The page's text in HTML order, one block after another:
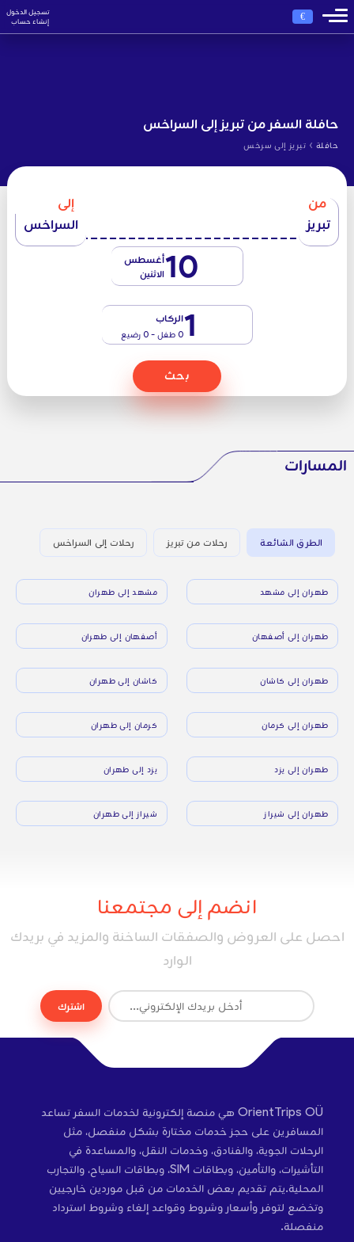
€
تسجيل الدخول
إنشاء حساب
حافلة السفر من تبريز إلى السراخس
حافلة › تبريز إلى سرخس
من
تبريز
إلى
السراخس
10أغسطس
الاثنين
1الركاب
0 طفل - 0 رضيع
بحث
المسارات
الطرق الشائعة رحلات من تبريز رحلات إلى السراخس
طهران إلى مشهد مشهد إلى طهران
طهران إلى أصفهان أصفهان إلى طهران
طهران إلى كاشان كاشان إلى طهران
طهران إلى كرمان كرمان إلى طهران
طهران إلى يزد يزد إلى طهران
طهران إلى شيراز شيراز إلى طهران
انضم إلى مجتمعنا
احصل على العروض والصفقات الساخنة والمزيد في بريدك
الوارد
اشترك
OrientTrips OÜ هي منصة إلكترونية لخدمات السفر تساعد
المسافرين على حجز خدمات مختارة بشكل منفصل، مثل
الرحلات الجوية، والفنادق، وخدمات النقل، والمساعدة في
التأشيرات، والتأمين، وبطاقات SIM، وبطاقات السياح، والتجارب
المحلية.يتم تقديم بعض الخدمات من قبل موردين خارجيين
وتخضع لتوفر وأسعار وشروط وقواعد إلغاء وشروط استرداد
منفصلة.